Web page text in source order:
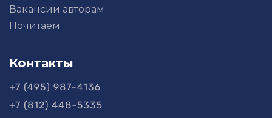
Вакансии авторам
Почитаем
Контакты